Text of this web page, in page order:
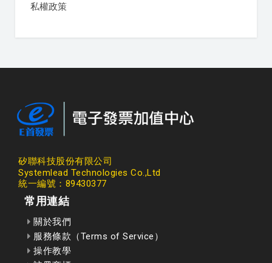
私權政策
矽聯科技股份有限公司
Systemlead Technologies Co.,Ltd
統一編號：89430377
常用連結
關於我們
服務條款（Terms of Service）
操作教學